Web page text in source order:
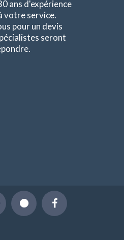
ans d'expérience
votre service.
pour un devis
seront